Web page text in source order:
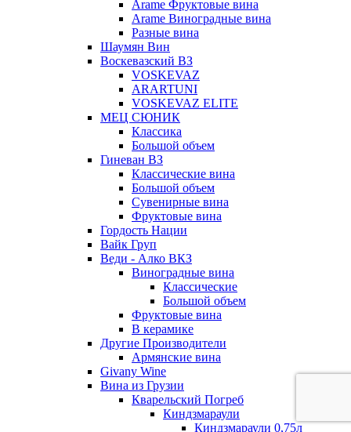
Arame Фруктовые вина
Arame Виноградные вина
Разные вина
Шаумян Вин
Воскевазский ВЗ
VOSKEVAZ
ARARTUNI
VOSKEVAZ ELITE
МЕЦ СЮНИК
Классика
Большой объем
Гиневан ВЗ
Классические вина
Большой объем
Сувенирные вина
Фруктовые вина
Гордость Нации
Вайк Груп
Веди - Алко ВКЗ
Виноградные вина
Классические
Большой объем
Фруктовые вина
В керамике
Другие Производители
Армянские вина
Givany Wine
Вина из Грузии
Кварельский Погреб
Киндзмараули
Киндзмараули 0,75л